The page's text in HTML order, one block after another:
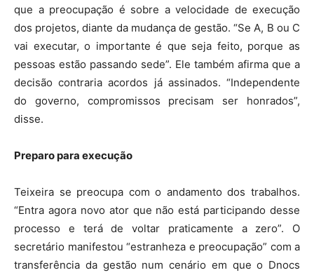
que a preocupação é sobre a velocidade de execução
dos projetos, diante da mudança de gestão. “Se A, B ou C
vai executar, o importante é que seja feito, porque as
pessoas estão passando sede”. Ele também afirma que a
decisão contraria acordos já assinados. “Independente
do governo, compromissos precisam ser honrados”,
disse.
Preparo para execução
Teixeira se preocupa com o andamento dos trabalhos.
“Entra agora novo ator que não está participando desse
processo e terá de voltar praticamente a zero”. O
secretário manifestou “estranheza e preocupação” com a
transferência da gestão num cenário em que o Dnocs